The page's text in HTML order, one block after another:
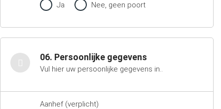
Ja Nee, geen poort
06. Persoonlijke gegevens
Vul hier uw persoonlijke gegevens in..
Aanhef (verplicht)